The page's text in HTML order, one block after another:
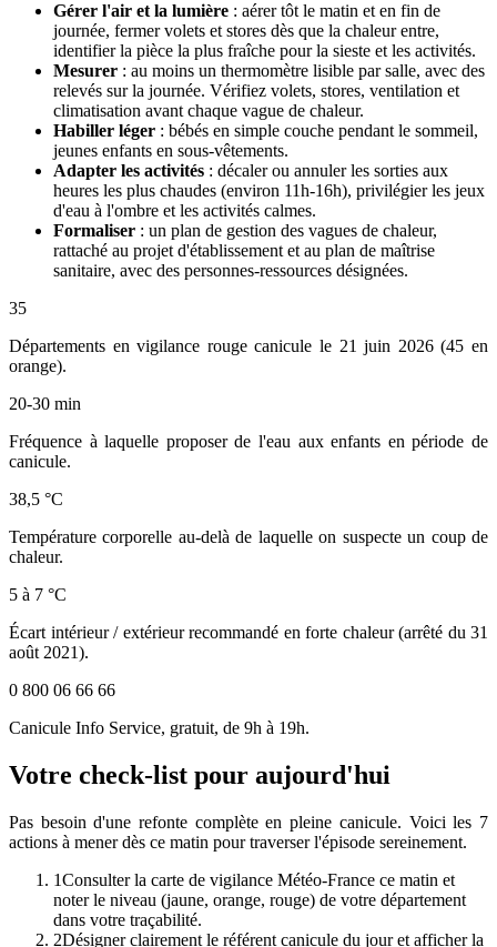
Gérer l'air et la lumière : aérer tôt le matin et en fin de
journée, fermer volets et stores dès que la chaleur entre,
identifier la pièce la plus fraîche pour la sieste et les activités.
Mesurer : au moins un thermomètre lisible par salle, avec des
relevés sur la journée. Vérifiez volets, stores, ventilation et
climatisation avant chaque vague de chaleur.
Habiller léger : bébés en simple couche pendant le sommeil,
jeunes enfants en sous-vêtements.
Adapter les activités : décaler ou annuler les sorties aux
heures les plus chaudes (environ 11h-16h), privilégier les jeux
d'eau à l'ombre et les activités calmes.
Formaliser : un plan de gestion des vagues de chaleur,
rattaché au projet d'établissement et au plan de maîtrise
sanitaire, avec des personnes-ressources désignées.
35
Départements en vigilance rouge canicule le 21 juin 2026 (45 en
orange).
20-30 min
Fréquence à laquelle proposer de l'eau aux enfants en période de
canicule.
38,5 °C
Température corporelle au-delà de laquelle on suspecte un coup de
chaleur.
5 à 7 °C
Écart intérieur / extérieur recommandé en forte chaleur (arrêté du 31
août 2021).
0 800 06 66 66
Canicule Info Service, gratuit, de 9h à 19h.
Votre check-list pour aujourd'hui
Pas besoin d'une refonte complète en pleine canicule. Voici les 7
actions à mener dès ce matin pour traverser l'épisode sereinement.
1Consulter la carte de vigilance Météo-France ce matin et
noter le niveau (jaune, orange, rouge) de votre département
dans votre traçabilité.
2Désigner clairement le référent canicule du jour et afficher la